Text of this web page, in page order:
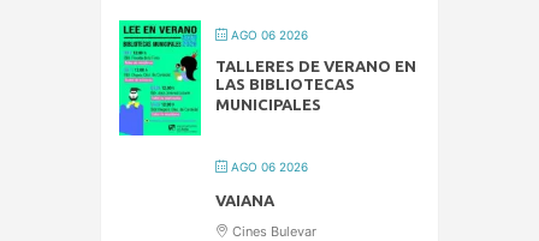
AGO 06 2026
TALLERES DE VERANO EN
LAS BIBLIOTECAS
MUNICIPALES
AGO 06 2026
VAIANA
Cines Bulevar